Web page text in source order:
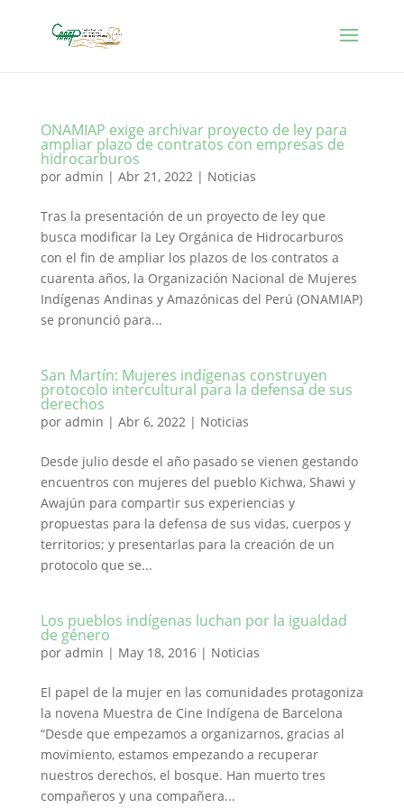
ONAMIAP exige archivar proyecto de ley para
ampliar plazo de contratos con empresas de
hidrocarburos
por admin | Abr 21, 2022| Noticias
Tras la presentación de un proyecto de ley que
busca modificar la Ley Orgánica de Hidrocarburos
con el fin de ampliar los plazos de los contratos a
cuarenta años, la Organización Nacional de Mujeres
Indígenas Andinas y Amazónicas del Perú (ONAMIAP)
se pronunció para...
San Martín: Mujeres indígenas construyen
protocolo intercultural para la defensa de sus
derechos
por admin | Abr 6, 2022| Noticias
Desde julio desde el año pasado se vienen gestando
encuentros con mujeres del pueblo Kichwa, Shawi y
Awajún para compartir sus experiencias y
propuestas para la defensa de sus vidas, cuerpos y
territorios; y presentarlas para la creación de un
protocolo que se...
Los pueblos indígenas luchan por la igualdad
de género
por admin | May 18, 2016| Noticias
El papel de la mujer en las comunidades protagoniza
la novena Muestra de Cine Indígena de Barcelona
“Desde que empezamos a organizarnos, gracias al
movimiento, estamos empezando a recuperar
nuestros derechos, el bosque. Han muerto tres
compañeros y una compañera...